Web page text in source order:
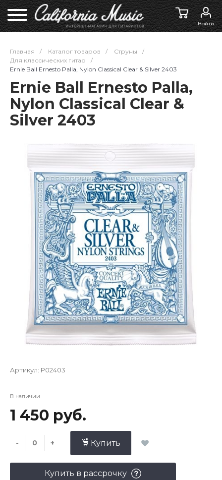
Войти
Главная / Каталог товаров / Струны
/
Для классических гитар
/
Ernie Ball Ernesto Palla, Nylon Classical Clear & Silver 2403
Ernie Ball Ernesto Palla,
Nylon Classical Clear &
Silver 2403
Артикул: P02403
В наличии
1 450 руб.
- + Купить
Купить в рассрочку